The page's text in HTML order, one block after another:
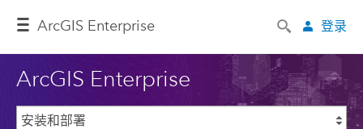
ArcGIS Enterprise 登录
ArcGIS Enterprise